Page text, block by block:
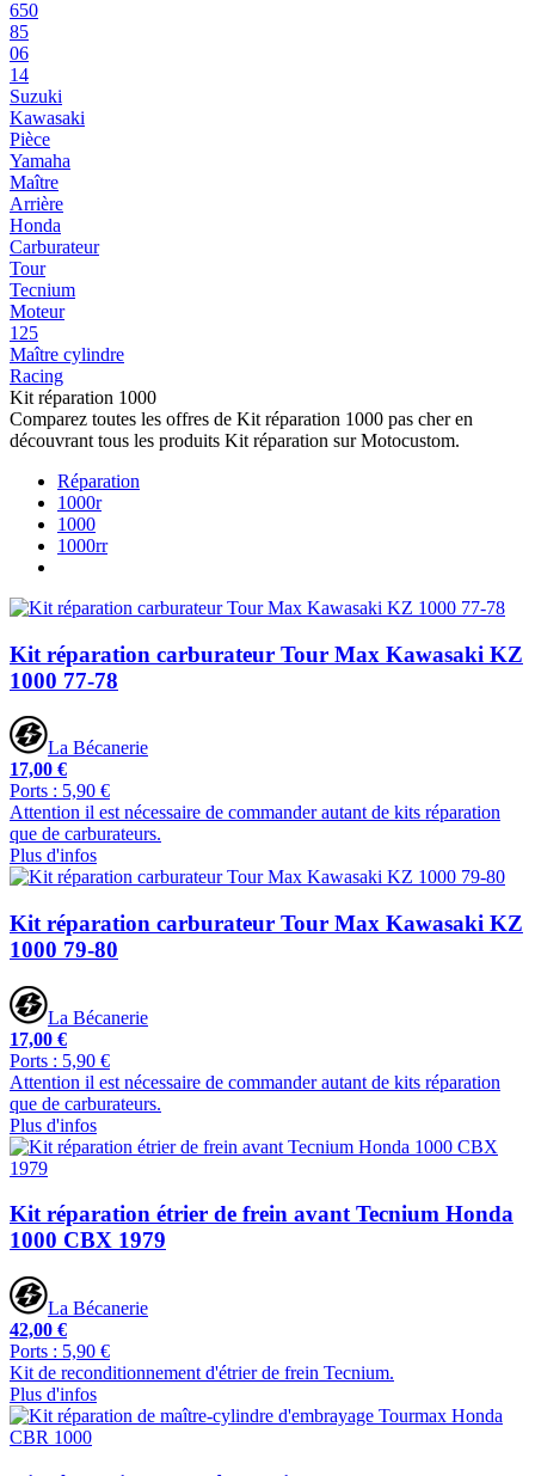
650
85
06
14
Suzuki
Kawasaki
Pièce
Yamaha
Maître
Arrière
Honda
Carburateur
Tour
Tecnium
Moteur
125
Maître cylindre
Racing
Kit réparation 1000
Comparez toutes les offres de Kit réparation 1000 pas cher en
découvrant tous les produits Kit réparation sur Motocustom.
Réparation
1000r
1000
1000rr
Kit réparation carburateur Tour Max Kawasaki KZ
1000 77-78
La Bécanerie
17,00 €
Ports : 5,90 €
Attention il est nécessaire de commander autant de kits réparation
que de carburateurs.
Plus d'infos
Kit réparation carburateur Tour Max Kawasaki KZ
1000 79-80
La Bécanerie
17,00 €
Ports : 5,90 €
Attention il est nécessaire de commander autant de kits réparation
que de carburateurs.
Plus d'infos
Kit réparation étrier de frein avant Tecnium Honda
1000 CBX 1979
La Bécanerie
42,00 €
Ports : 5,90 €
Kit de reconditionnement d'étrier de frein Tecnium.
Plus d'infos